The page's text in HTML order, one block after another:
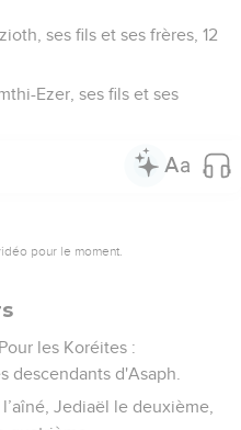
ses fils et ses frères, 12
Ezer, ses fils et ses
pour le moment.
les Koréites :
descendants d'Asaph.
Jediaël le deuxième,